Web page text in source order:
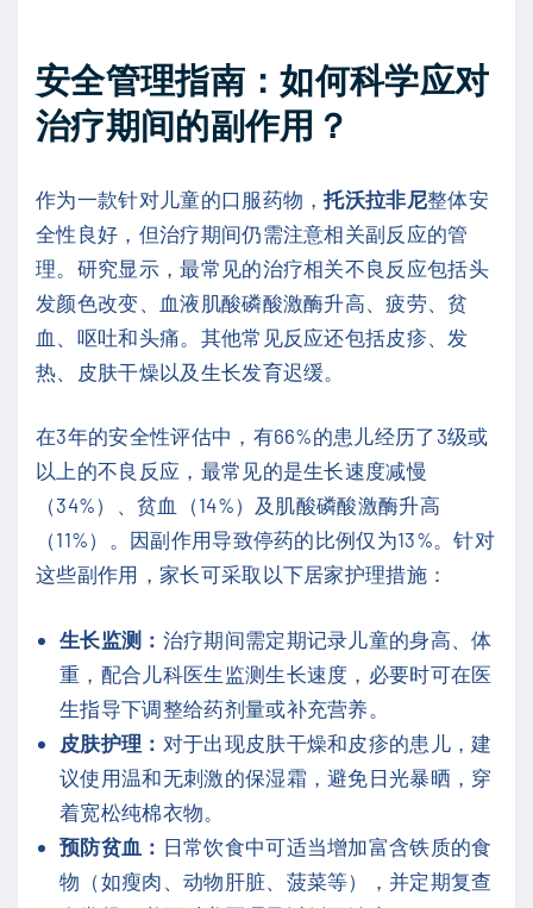
安全管理指南：如何科学应对
治疗期间的副作用？
作为一款针对儿童的口服药物，托沃拉非尼整体安
全性良好，但治疗期间仍需注意相关副反应的管
理。研究显示，最常见的治疗相关不良反应包括头
发颜色改变、血液肌酸磷酸激酶升高、疲劳、贫
血、呕吐和头痛。其他常见反应还包括皮疹、发
热、皮肤干燥以及生长发育迟缓。
在3年的安全性评估中，有66%的患儿经历了3级或
以上的不良反应，最常见的是生长速度减慢
（34%）、贫血（14%）及肌酸磷酸激酶升高
（11%）。因副作用导致停药的比例仅为13%。针对
这些副作用，家长可采取以下居家护理措施：
生长监测： 治疗期间需定期记录儿童的身高、体
重，配合儿科医生监测生长速度，必要时可在医
生指导下调整给药剂量或补充营养。
皮肤护理： 对于出现皮肤干燥和皮疹的患儿，建
议使用温和无刺激的保湿霜，避免日光暴晒，穿
着宽松纯棉衣物。
预防贫血： 日常饮食中可适当增加富含铁质的食
物（如瘦肉、动物肝脏、菠菜等），并定期复查